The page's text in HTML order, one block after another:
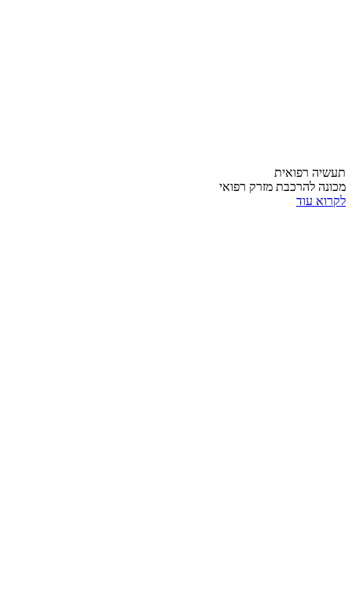
תעשיה רפואית
מכונה להרכבת מזרק רפואי
לקרוא עוד